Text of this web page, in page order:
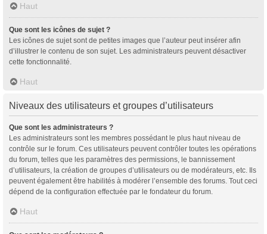
Haut
Que sont les icônes de sujet ?
Les icônes de sujet sont de petites images que l’auteur peut insérer afin
d’illustrer le contenu de son sujet. Les administrateurs peuvent désactiver
cette fonctionnalité.
Haut
Niveaux des utilisateurs et groupes d’utilisateurs
Que sont les administrateurs ?
Les administrateurs sont les membres possédant le plus haut niveau de
contrôle sur le forum. Ces utilisateurs peuvent contrôler toutes les opérations
du forum, telles que les paramètres des permissions, le bannissement
d’utilisateurs, la création de groupes d’utilisateurs ou de modérateurs, etc. Ils
peuvent également être habilités à modérer l’ensemble des forums. Tout ceci
dépend de la configuration effectuée par le fondateur du forum.
Haut